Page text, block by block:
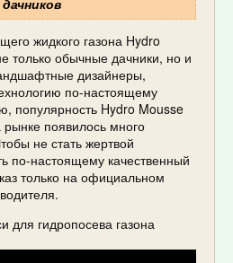
дачников
жидкого газона Hydro
только обычные дачники, но и
дизайнеры,
по-настоящему
популярность Hydro Mousse
рынке появилось много
не стать жертвой
по-настоящему качественный
только на официальном
для гидропосева газона